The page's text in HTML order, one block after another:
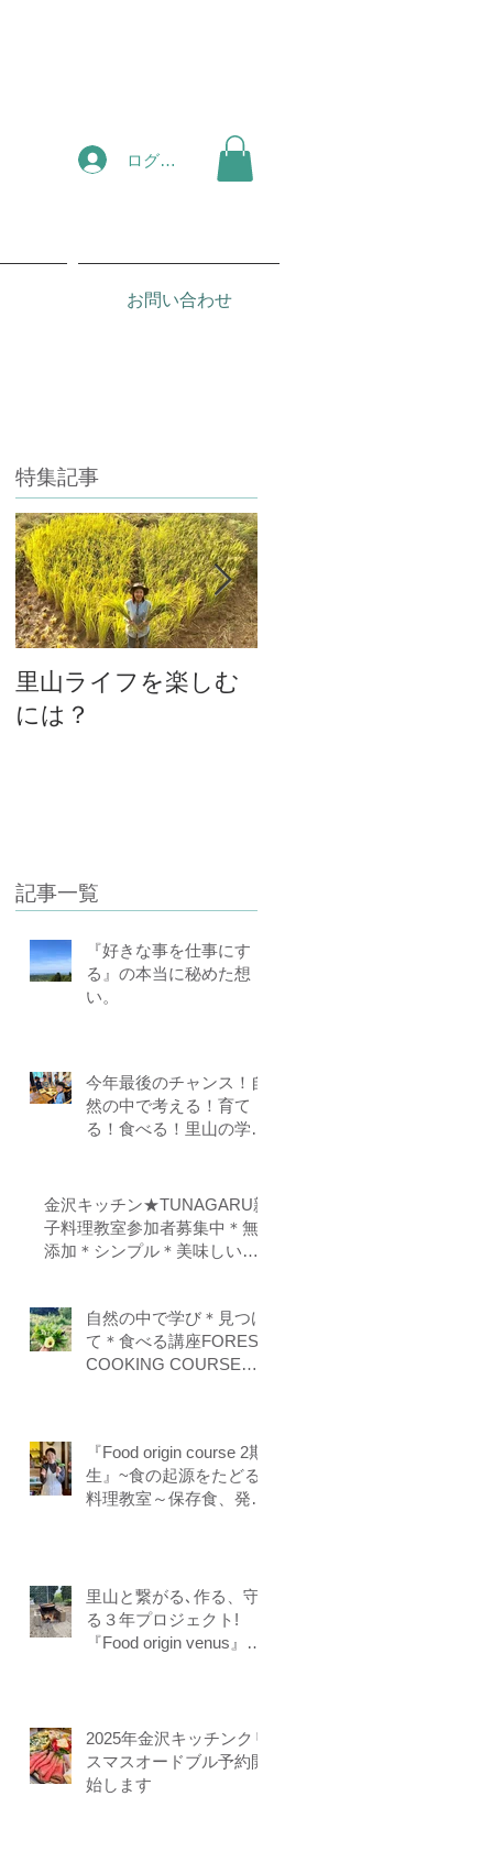
ログイン
お問い合わせ
特集記事
里山ライフを楽しむ
には？
記事一覧
『好きな事を仕事にす
る』の本当に秘めた想
い。
今年最後のチャンス！自
然の中で考える！育て
る！食べる！里山の学校
ります）
金沢キッチン★TUNAGARU親
子料理教室参加者募集中＊無
添加＊シンプル＊美味しい＊
ョンを育てる
自然の中で学び＊見つけ
て＊食べる講座FOREST
COOKING COURSE 5
『Food origin course 2期
生』~食の起源をたどる
料理教室～保存食、発酵
理法、オフライン参加オ
ンライン参加者募集中
里山と繋がる､作る、守
る３年プロジェクト!
『Food origin venus』開
2025年金沢キッチンクリ
スマスオードブル予約開
始します